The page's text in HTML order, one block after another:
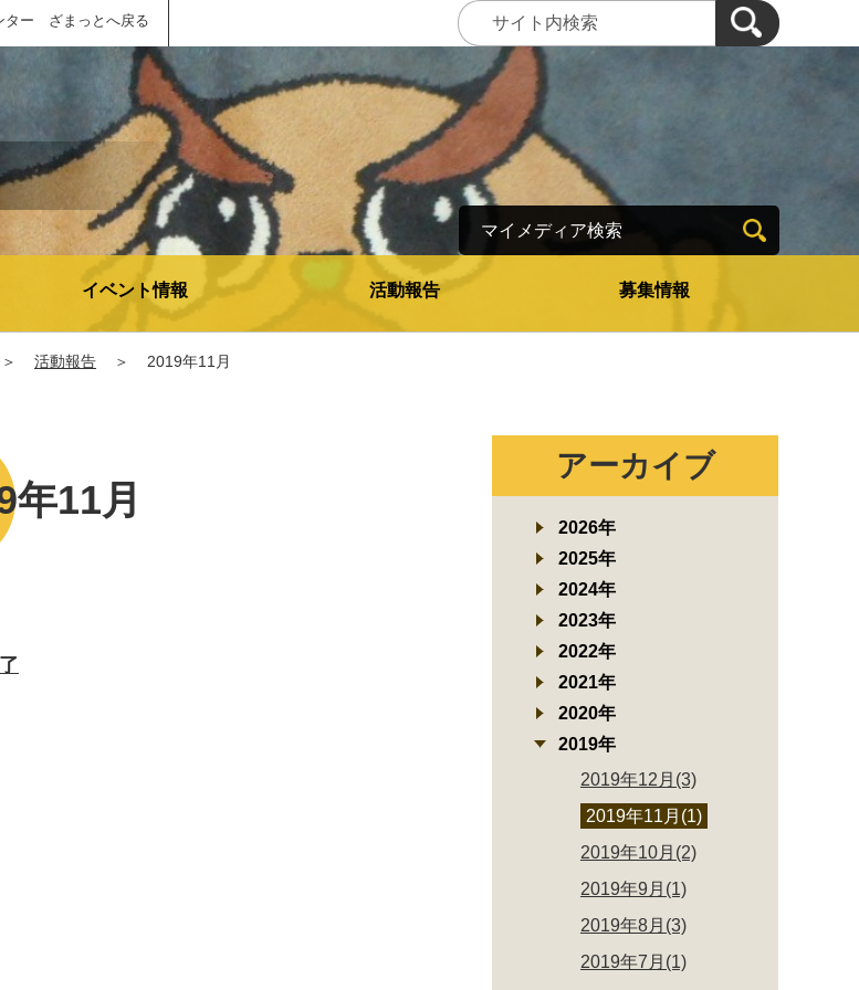
ター ざまっとへ戻る
イベント情報 活動報告 募集情報
＞ 活動報告 ＞ 2019年11月
11月
アーカイブ
2026年
2025年
2024年
2023年
2022年
2021年
2020年
2019年
2019年12月(3)
2019年11月(1)
2019年10月(2)
2019年9月(1)
2019年8月(3)
2019年7月(1)